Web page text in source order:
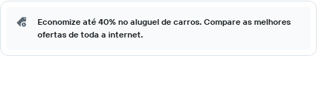
Economize até 40% no aluguel de carros. Compare as melhores
ofertas de toda a internet.